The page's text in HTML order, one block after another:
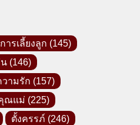
การเลี้ยงลูก (145)
น (146)
วามรัก (157)
ณแม่ (225)
ตั้งครรภ์ (246)